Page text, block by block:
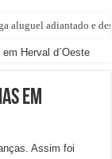
aluguel adiantado e
Herval d´Oeste
em
Assim foi